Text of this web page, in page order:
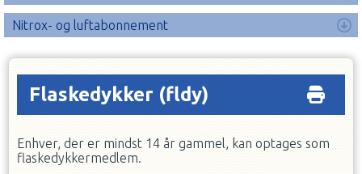
Nitrox- og luftabonnement
Flaskedykker (fldy)
Enhver, der er mindst 14 år gammel, kan optages som
flaskedykkermedlem.